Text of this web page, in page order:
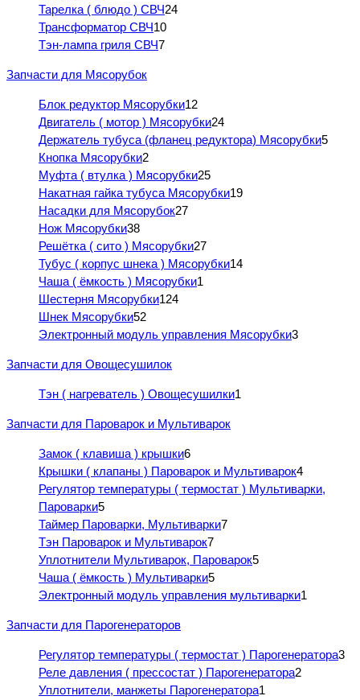
Тарелка ( блюдо ) СВЧ24
Трансформатор СВЧ10
Тэн-лампа гриля СВЧ7
Запчасти для Мясорубок
Блок редуктор Мясорубки12
Двигатель ( мотор ) Мясорубки24
Держатель тубуса (фланец редуктора) Мясорубки5
Кнопка Мясорубки2
Муфта ( втулка ) Мясорубки25
Накатная гайка тубуса Мясорубки19
Насадки для Мясорубок27
Нож Мясорубки38
Решётка ( сито ) Мясорубки27
Тубус ( корпус шнека ) Мясорубки14
Чаша ( ёмкость ) Мясорубки1
Шестерня Мясорубки124
Шнек Мясорубки52
Электронный модуль управления Мясорубки3
Запчасти для Овощесушилок
Тэн ( нагреватель ) Овощесушилки1
Запчасти для Пароварок и Мультиварок
Замок ( клавиша ) крышки6
Крышки ( клапаны ) Пароварок и Мультиварок4
Регулятор температуры ( термостат ) Мультиварки,
Пароварки5
Таймер Пароварки, Мультиварки7
Тэн Пароварок и Мультиварок7
Уплотнители Мультиварок, Пароварок5
Чаша ( ёмкость ) Мультиварки5
Электронный модуль управления мультиварки1
Запчасти для Парогенераторов
Регулятор температуры ( термостат ) Парогенератора3
Реле давления ( прессостат ) Парогенератора2
Уплотнители, манжеты Парогенератора1